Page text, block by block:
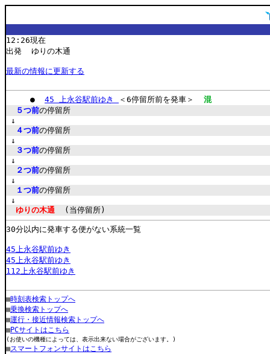
12:26現在
出発 ゆりの木通
最新の情報に更新する
● 45 上永谷駅前ゆき ＜6停留所前を発車＞
混
５つ前の停留所
↓
４つ前の停留所
↓
３つ前の停留所
↓
２つ前の停留所
↓
１つ前の停留所
↓
ゆりの木通 (当停留所)
30分以内に発車する便がない系統一覧
45上永谷駅前ゆき
45上永谷駅前ゆき
112上永谷駅前ゆき
■時刻表検索トップへ
■乗換検索トップへ
■運行・接近情報検索トップへ
■PCサイトはこちら
(お使いの機種によっては、表示出来ない場合がございます。)
■スマートフォンサイトはこちら